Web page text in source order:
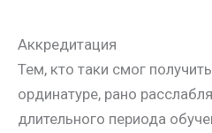
Аккредитация
Тем, кто таки смог
ординатуре, рано
длительного периода